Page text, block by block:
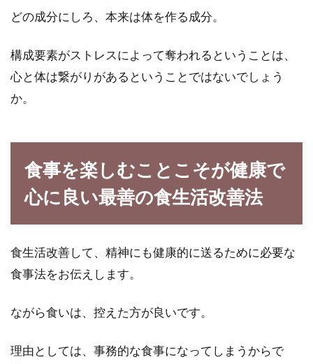
どの成分にしろ、本来は体を作る成分。
構成要素がストレスによって奪われるということは、
心と体は繋がりがあるということではないでしょう
か。
食事を楽しむことこそが健康で
心に良い最善の食生活改善法
食生活改善して、精神にも健康的に送るために必要な
食事法をお伝えします。
ながら食いは、控えた方が良いです。
理由としては、事務的な食事になってしまうからで